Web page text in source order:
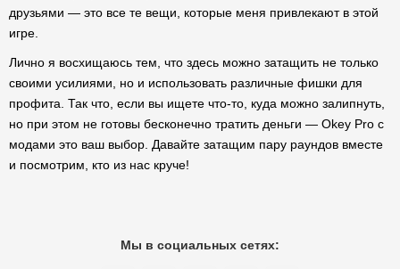
друзьями — это все те вещи, которые меня привлекают в этой
игре.
Лично я восхищаюсь тем, что здесь можно затащить не только
своими усилиями, но и использовать различные фишки для
профита. Так что, если вы ищете что-то, куда можно залипнуть,
но при этом не готовы бесконечно тратить деньги — Okey Pro с
модами это ваш выбор. Давайте затащим пару раундов вместе
и посмотрим, кто из нас круче!
Мы в социальных сетях: